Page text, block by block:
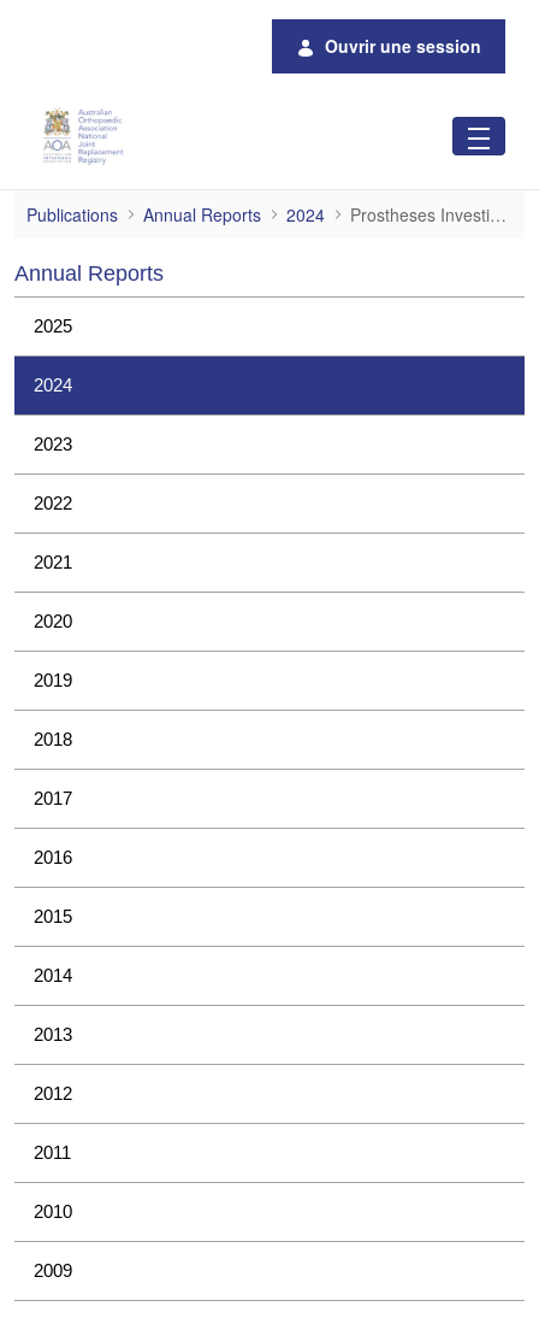
Ouvrir une session
Prostheses Investigations
Publications Annual Reports 2024 Prostheses Investigations
Annual Reports
2025
2024
2023
2022
2021
2020
2019
2018
2017
2016
2015
2014
2013
2012
2011
2010
2009